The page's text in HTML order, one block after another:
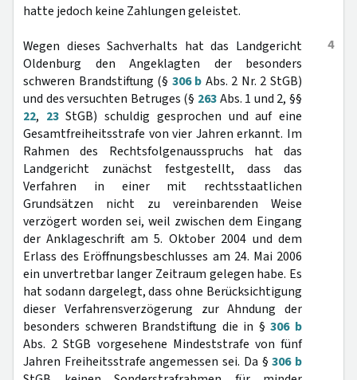
hatte jedoch keine Zahlungen geleistet.
4
Wegen dieses Sachverhalts hat das Landgericht
Oldenburg den Angeklagten der besonders
schweren Brandstiftung (§ 306 b Abs. 2 Nr. 2 StGB)
und des versuchten Betruges (§ 263Abs. 1 und 2, §§
22, 23StGB) schuldig gesprochen und auf eine
Gesamtfreiheitsstrafe von vier Jahren erkannt. Im
Rahmen des Rechtsfolgenausspruchs hat das
Landgericht zunächst festgestellt, dass das
Verfahren in einer mit rechtsstaatlichen
Grundsätzen nicht zu vereinbarenden Weise
verzögert worden sei, weil zwischen dem Eingang
der Anklageschrift am 5. Oktober 2004 und dem
Erlass des Eröffnungsbeschlusses am 24. Mai 2006
ein unvertretbar langer Zeitraum gelegen habe. Es
hat sodann dargelegt, dass ohne Berücksichtigung
dieser Verfahrensverzögerung zur Ahndung der
besonders schweren Brandstiftung die in §306 b
Abs. 2 StGB vorgesehene Mindeststrafe von fünf
Jahren Freiheitsstrafe angemessen sei. Da §306 b